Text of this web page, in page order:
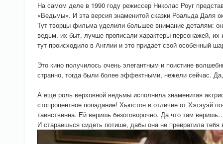
На самом деле в 1990 году режиссер Николас Роуг
«Ведьмы». И эта версия знаменитой сказки Роальда Даля
Тут творцы фильма уделили большее внимание деталям:
ведьм, их быт, лучше прописали характеры персонажей,
тут происходило в Англии и это придает свой особенный
Это кино получилось очень элегантным и поистине
странно, тогда были более эффектными, нежели сейчас.
А еще роль верховной ведьмы исполнила знаменитая
стопроцентное попадание! Хьюстон в отличие от Хэтэуэй
таинственна. Ей веришь безоговорочно. Да что там
И стараешься сидеть потише, дабы она не превратила